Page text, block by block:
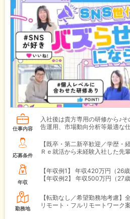
仕事内容
入社後は貴方専用の研修から♪
告運用、市場動向分析等最適な
応募条件
【既卒・第二新卒歓迎／学歴・
Ｒｅ就活から未経験入社した先
年収
【年収例1】
年収420万円（26歳
【年収例2】
年収500万円（27
勤務地
【転勤なし／希望勤務地考慮】
リモート・フルリモートワーク